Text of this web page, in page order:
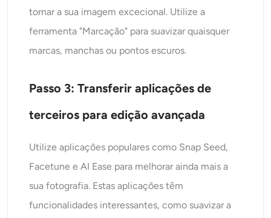
tornar a sua imagem excecional. Utilize a
ferramenta "Marcação" para suavizar quaisquer
marcas, manchas ou pontos escuros.
Passo 3: Transferir aplicações de
terceiros para edição avançada
Utilize aplicações populares como Snap Seed,
Facetune e AI Ease para melhorar ainda mais a
sua fotografia. Estas aplicações têm
funcionalidades interessantes, como suavizar a